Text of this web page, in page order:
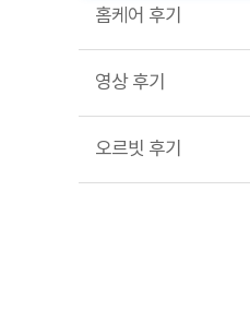
홈케어 후기
영상 후기
오르빗 후기